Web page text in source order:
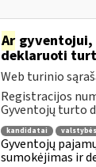
Argyventojui,
deklaruoti
Web turinio
Registracijos
Gyventojų turto
kandidatai
Gyventojų
sumokėjimas ir